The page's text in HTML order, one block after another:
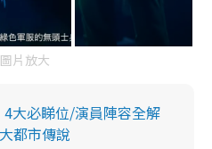
片放大
大必睇位/演員陣容全解
都市傳說